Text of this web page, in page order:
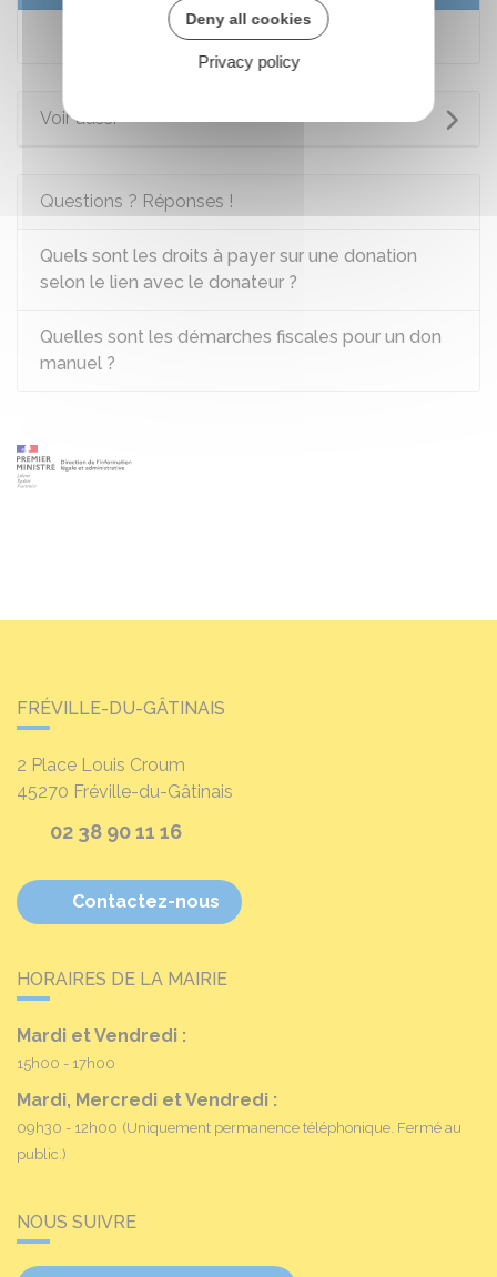
Déclaration de succession
Voir aussi
Questions ? Réponses !
Quels sont les droits à payer sur une donation
selon le lien avec le donateur ?
Quelles sont les démarches fiscales pour un don
manuel ?
FRÉVILLE-DU-GÂTINAIS
2 Place Louis Croum
45270 Fréville-du-Gâtinais
02 38 90 11 16
Contactez-nous
HORAIRES DE LA MAIRIE
Mardi et Vendredi :
15h00 - 17h00
Mardi, Mercredi et Vendredi :
09h30 - 12h00 (Uniquement permanence téléphonique. Fermé au
public.)
NOUS SUIVRE
Deny all cookies
Privacy policy